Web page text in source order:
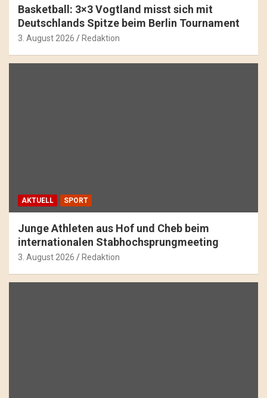
Basketball: 3×3 Vogtland misst sich mit
Deutschlands Spitze beim Berlin Tournament
3. August 2026 Redaktion
AKTUELL SPORT
Junge Athleten aus Hof und Cheb beim
internationalen Stabhochsprungmeeting
3. August 2026 Redaktion